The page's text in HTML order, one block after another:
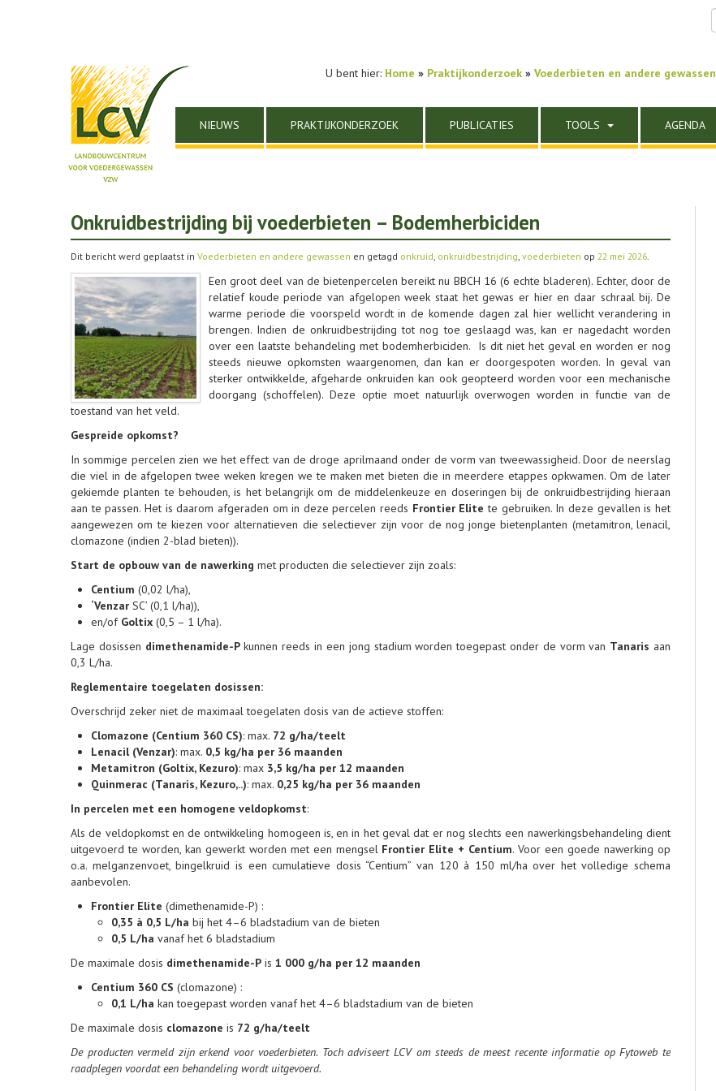
U bent hier: Home » Praktijkonderzoek » Voederbieten en andere gewassen
NIEUWS PRAKTIJKONDERZOEK PUBLICATIES TOOLS AGENDA
Onkruidbestrijding bij voederbieten – Bodemherbiciden
Dit bericht werd geplaatst in Voederbieten en andere gewassen en getagd onkruid, onkruidbestrijding, voederbieten op 22 mei 2026.
Een groot deel van de bietenpercelen bereikt nu BBCH 16 (6 echte bladeren). Echter, door de
relatief koude periode van afgelopen week staat het gewas er hier en daar schraal bij. De
warme periode die voorspeld wordt in de komende dagen zal hier wellicht verandering in
brengen. Indien de onkruidbestrijding tot nog toe geslaagd was, kan er nagedacht worden
over een laatste behandeling met bodemherbiciden. Is dit niet het geval en worden er nog
steeds nieuwe opkomsten waargenomen, dan kan er doorgespoten worden. In geval van
sterker ontwikkelde, afgeharde onkruiden kan ook geopteerd worden voor een mechanische
doorgang (schoffelen). Deze optie moet natuurlijk overwogen worden in functie van de
toestand van het veld.
Gespreide opkomst?
In sommige percelen zien we het effect van de droge aprilmaand onder de vorm van tweewassigheid. Door de neerslag
die viel in de afgelopen twee weken kregen we te maken met bieten die in meerdere etappes opkwamen. Om de later
gekiemde planten te behouden, is het belangrijk om de middelenkeuze en doseringen bij de onkruidbestrijding hieraan
aan te passen. Het is daarom afgeraden om in deze percelen reeds Frontier Elite te gebruiken. In deze gevallen is het
aangewezen om te kiezen voor alternatieven die selectiever zijn voor de nog jonge bietenplanten (metamitron, lenacil,
clomazone (indien 2-blad bieten)).
Start de opbouw van de nawerking met producten die selectiever zijn zoals:
Centium (0,02 l/ha),
‘Venzar SC’ (0,1 l/ha)),
en/ofGoltix (0,5 – 1 l/ha).
Lage dosissen dimethenamide-Pkunnen reeds in een jong stadium worden toegepast onder de vorm van Tanaris aan
0,3 L/ha.
Reglementaire toegelaten dosissen:
Overschrijd zeker niet de maximaal toegelaten dosis van de actieve stoffen:
Clomazone (Centium 360 CS): max. 72 g/ha/teelt
Lenacil (Venzar): max. 0,5 kg/ha per 36 maanden
Metamitron (Goltix, Kezuro): max 3,5 kg/ha per 12 maanden
Quinmerac (Tanaris, Kezuro,..): max. 0,25 kg/ha per 36 maanden
In percelen met een homogene veldopkomst:
Als de veldopkomst en de ontwikkeling homogeen is, en in het geval dat er nog slechts een nawerkingsbehandeling dient
uitgevoerd te worden, kan gewerkt worden met een mengsel Frontier Elite + Centium. Voor een goede nawerking op
o.a. melganzenvoet, bingelkruid is een cumulatieve dosis “Centium” van 120 à 150 ml/ha over het volledige schema
aanbevolen.
Frontier Elite (dimethenamide-P) :
0,35 à 0,5 L/ha bij het 4–6 bladstadium van de bieten
0,5 L/ha vanaf het 6 bladstadium
De maximale dosis dimethenamide-P is 1 000 g/ha per 12 maanden
Centium 360 CS (clomazone) :
0,1 L/ha kan toegepast worden vanaf het 4–6 bladstadium van de bieten
De maximale dosis clomazone is 72 g/ha/teelt
De producten vermeld zijn erkend voor voederbieten. Toch adviseert LCV om steeds de meest recente informatie op Fytoweb te
raadplegen voordat een behandeling wordt uitgevoerd.